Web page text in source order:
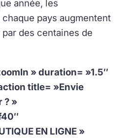
année, les
pays augmentent
des centaines de
» duration= »1.5″
title= »Envie
? »
EN LIGNE »